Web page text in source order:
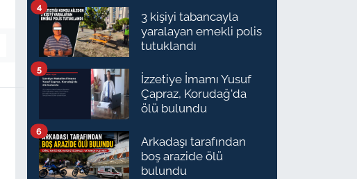
3 kişiyi tabancayla
yaralayan emekli polis
tutuklandı
4
İzzetiye İmamı Yusuf
Çapraz, Korudağ'da
ölü bulundu
5
Arkadaşı tarafından
boş arazide ölü
bulundu
6